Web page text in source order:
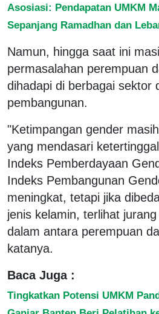
Asosiasi: Pendapatan UMKM
Sepanjang Ramadhan dan
Namun, hingga saat ini
permasalahan perempuan
dihadapi di berbagai sektor
pembangunan.
"Ketimpangan gender
yang mendasari
Indeks Pemberdayaan
Indeks Pembangunan
meningkat, tetapi jika
jenis kelamin, terlihat
dalam antara perempuan
katanya.
Baca Juga :
Tingkatkan Potensi UMKM